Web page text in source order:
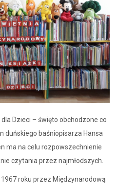
Dzieci – święto obchodzone co
duńskiego baśniopisarza Hansa
ma na celu rozpowszechnienie
czytania przez najmłodszych.
roku przez Międzynarodową